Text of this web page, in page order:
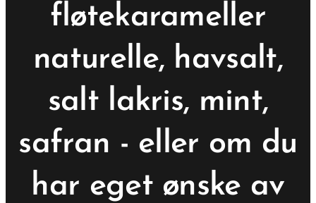
fløtekarameller
naturelle, havsalt,
salt lakris, mint,
safran - eller om du
har eget ønske av